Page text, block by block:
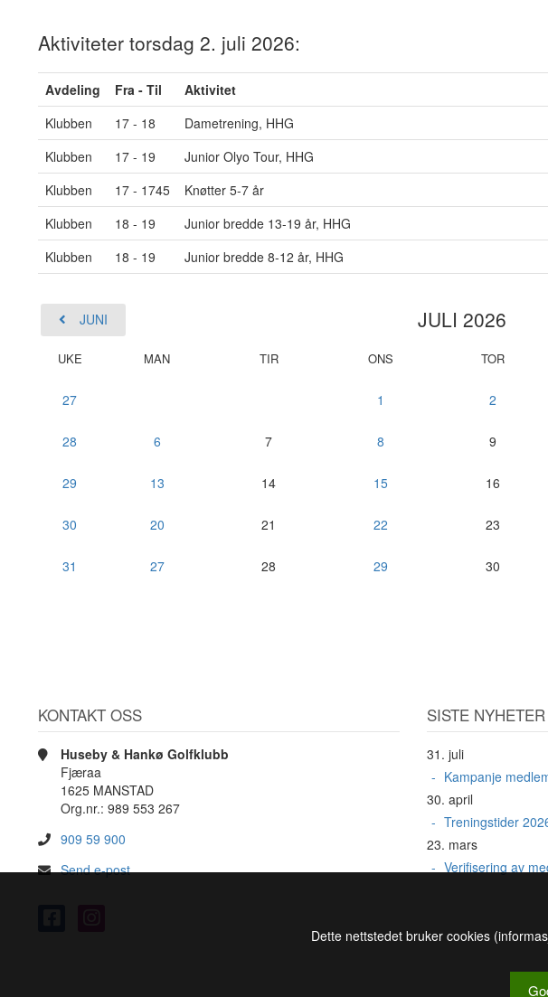
Aktiviteter torsdag 2. juli 2026:
Avdeling Fra - Til
Aktivitet
Klubben
17 - 18
Dametrening, HHG
Klubben
17 - 19
Junior Olyo Tour, HHG
Klubben
17 - 1745
Knøtter 5-7 år
Klubben
18 - 19
Junior bredde 13-19 år, HHG
Klubben
18 - 19 Junior bredde 8-12 år, HHG
JUNI JULI 2026
UKE MAN TIR ONS TOR
27 1 2
28 6 7 8 9
29 13 14 15 16
30 20 21 22 23
31 27 28 29 30
KONTAKT OSS
Huseby & Hankø Golfklubb
Fjæraa
1625 MANSTAD
Org.nr.: 989 553 267
909 59 900
Send e-post
SISTE NYHETER
31. juli
Kampanje
30. april
Treningstider
23. mars
Verifisering av
Dette nettstedet bruker cookies